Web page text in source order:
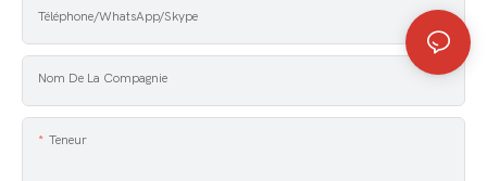
Téléphone/WhatsApp/Skype
Nom De La Compagnie
Teneur